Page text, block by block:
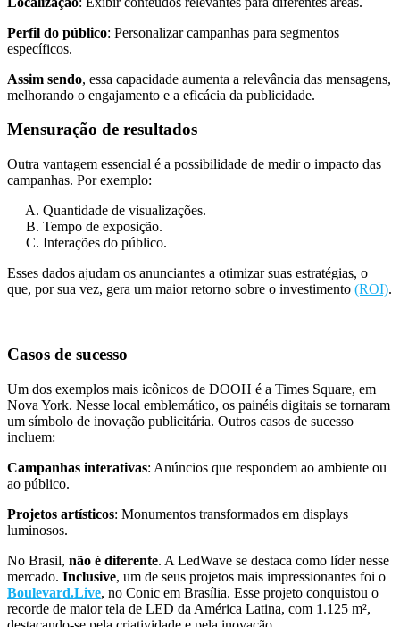
Perfil do público: Personalizar campanhas para segmentos
específicos.
Assim sendo, essa capacidade aumenta a relevância das mensagens,
melhorando o engajamento e a eficácia da publicidade.
Mensuração de resultados
Outra vantagem essencial é a possibilidade de medir o impacto das
campanhas. Por exemplo:
Quantidade de visualizações.
Tempo de exposição.
Interações do público.
Esses dados ajudam os anunciantes a otimizar suas estratégias, o
que, por sua vez, gera um maior retorno sobre o investimento (ROI).
Casos de sucesso
Um dos exemplos mais icônicos de DOOH é a Times Square, em
Nova York. Nesse local emblemático, os painéis digitais se tornaram
um símbolo de inovação publicitária. Outros casos de sucesso
incluem:
Campanhas interativas: Anúncios que respondem ao ambiente ou
ao público.
Projetos artísticos: Monumentos transformados em displays
luminosos.
No Brasil, não é diferente. A LedWave se destaca como líder nesse
mercado. Inclusive, um de seus projetos mais impressionantes foi o
Boulevard.Live, no Conic em Brasília. Esse projeto conquistou o
recorde de maior tela de LED da América Latina, com 1.125 m²,